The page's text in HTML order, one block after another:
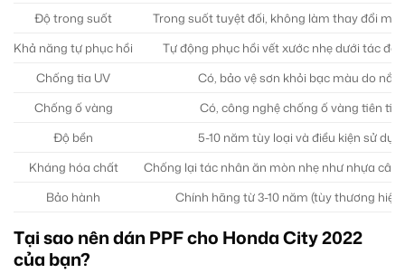
Độ trong suốt
Trong suốt tuyệt đối, không làm thay đổi
Khả năng tự phục hồi
Tự động phục hồi vết xước nhẹ dưới tác
Chống tia UV
Có, bảo vệ sơn khỏi bạc màu do
Chống ố vàng
Có, công nghệ chống ố vàng tiên tiến
Độ bền
5-10 năm tùy loại và điều kiện sử
Kháng hóa chất
Chống lại tác nhân ăn mòn nhẹ như nhựa cây,
Bảo hành
Chính hãng từ 3-10 năm (tùy thương hiệu
Tại sao nên dán PPF cho Honda City 2022
của bạn?